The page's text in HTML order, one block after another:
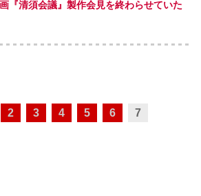
『清須会議』製作会見を終わらせていた
2 3 4 5 6 7